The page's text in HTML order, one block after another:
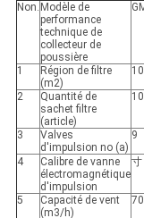
Non. Modèle de
performance
technique de
collecteur de
poussière
1
Région de filtre
(m2)
2
Quantité de
sachet filtre
(article)
3
Valves
d'impulsion no (a)
9
4
Calibre de vanne
électromagnétique
d'impulsion
寸
5
Capacité de vent
(m3/h)